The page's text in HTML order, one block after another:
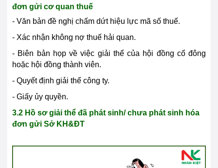
đơn gửi cơ quan thuế
- Văn bản đề nghị chấm dứt hiệu lực mã số thuế.
- Xác nhận không nợ thuế hải quan.
- Biên bản họp về việc giải thể của hội đồng cổ đông
hoặc hội đồng thành viên.
- Quyết định giải thể công ty.
- Giấy ủy quyền.
3.2 Hồ sơ giải thể đã phát sinh/ chưa phát sinh hóa
đơn gửi Sở KH&ĐT